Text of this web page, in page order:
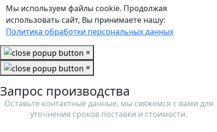
Мы используем файлы cookie. Продолжая
использовать сайт, Вы принимаете нашу:
Политика обработки персональных данных
×
×
Запрос производства
Оставьте контактные данные, мы свяжемся с вами для
уточнения сроков поставки и стоимости.